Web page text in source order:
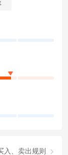
入、卖出规则